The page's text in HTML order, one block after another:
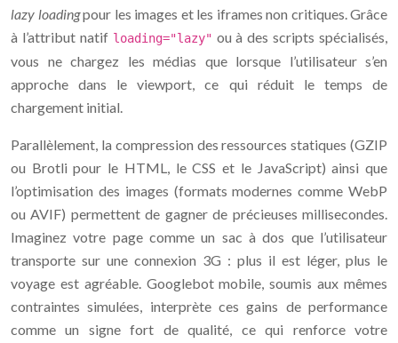
lazy loadingpour les images et les iframes non critiques. Grâce
à l’attribut natif loading="lazy" ou à des scripts spécialisés,
vous ne chargez les médias que lorsque l’utilisateur s’en
approche dans le viewport, ce qui réduit le temps de
chargement initial.
Parallèlement, la compression des ressources statiques (GZIP
ou Brotli pour le HTML, le CSS et le JavaScript) ainsi que
l’optimisation des images (formats modernes comme WebP
ou AVIF) permettent de gagner de précieuses millisecondes.
Imaginez votre page comme un sac à dos que l’utilisateur
transporte sur une connexion 3G : plus il est léger, plus le
voyage est agréable. Googlebot mobile, soumis aux mêmes
contraintes simulées, interprète ces gains de performance
comme un signe fort de qualité, ce qui renforce votre